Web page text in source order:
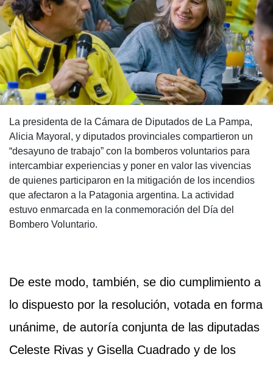
La presidenta de la Cámara de Diputados de La Pampa,
Alicia Mayoral, y diputados provinciales compartieron un
“desayuno de trabajo” con la bomberos voluntarios para
intercambiar experiencias y poner en valor las vivencias
de quienes participaron en la mitigación de los incendios
que afectaron a la Patagonia argentina. La actividad
estuvo enmarcada en la conmemoración del Día del
Bombero Voluntario.
De este modo, también, se dio cumplimiento a
lo dispuesto por la resolución, votada en forma
unánime, de autoría conjunta de las diputadas
Celeste Rivas y Gisella Cuadrado y de los